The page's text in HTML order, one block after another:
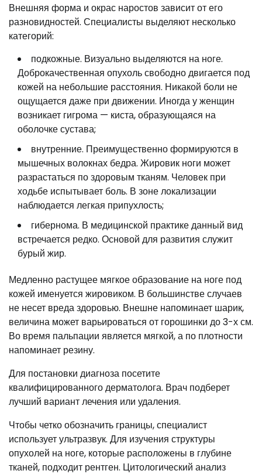
Внешняя форма и окрас наростов зависит от его
разновидностей. Специалисты выделяют несколько
категорий:
подкожные. Визуально выделяются на ноге.
Доброкачественная опухоль свободно двигается под
кожей на небольшие расстояния. Никакой боли не
ощущается даже при движении. Иногда у женщин
возникает гигрома — киста, образующаяся на
оболочке сустава;
внутренние. Преимущественно формируются в
мышечных волокнах бедра. Жировик ноги может
разрастаться по здоровым тканям. Человек при
ходьбе испытывает боль. В зоне локализации
наблюдается легкая припухлость;
гибернома. В медицинской практике данный вид
встречается редко. Основой для развития служит
бурый жир.
Медленно растущее мягкое образование на ноге под
кожей именуется жировиком. В большинстве случаев
не несет вреда здоровью. Внешне напоминает шарик,
величина может варьироваться от горошинки до 3-х см.
Во время пальпации является мягкой, а по плотности
напоминает резину.
Для постановки диагноза посетите
квалифицированного дерматолога. Врач подберет
лучший вариант лечения или удаления.
Чтобы четко обозначить границы, специалист
использует ультразвук. Для изучения структуры
опухолей на ноге, которые расположены в глубине
тканей, подходит рентген. Цитологический анализ